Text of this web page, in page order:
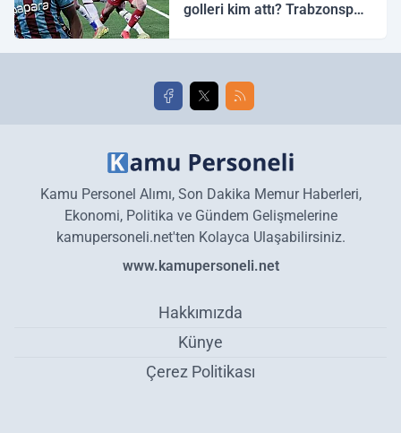
golleri kim attı? Trabzonspor
golleri!
Kamu Personel Alımı, Son Dakika Memur Haberleri,
Ekonomi, Politika ve Gündem Gelişmelerine
kamupersoneli.net'ten Kolayca Ulaşabilirsiniz.
www.kamupersoneli.net
Hakkımızda
Künye
Çerez Politikası